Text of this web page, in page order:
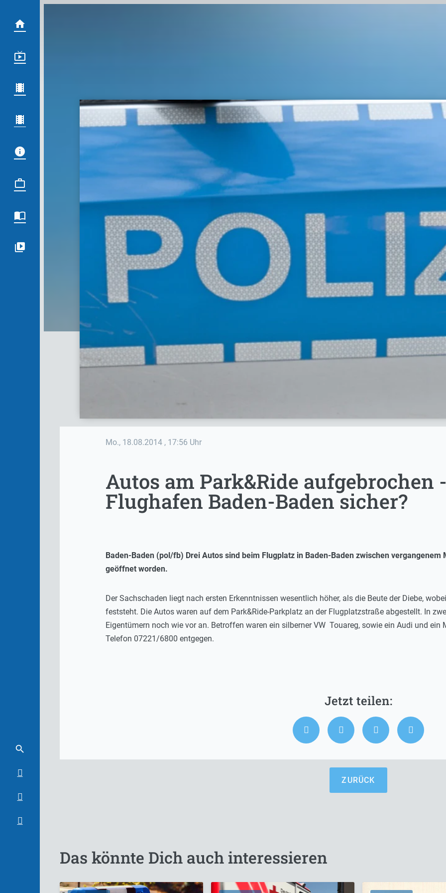
Mo., 18.08.2014 , 17:56 Uhr
Autos am Park&Ride aufgebrochen
Flughafen Baden-Baden sicher?
Baden-Baden (pol/fb) Drei Autos sind beim Flugplatz in Baden-Baden zwischen
geöffnet worden.
Der Sachschaden liegt nach ersten Erkenntnissen wesentlich höher, als die Beute der Diebe,
feststeht. Die Autos waren auf dem Park&Ride-Parkplatz an der Flugplatzstraße abgestellt. In
Eigentümern noch wie vor an. Betroffen waren ein silberner VW Touareg, sowie ein Audi und
Telefon 07221/6800 entgegen.
ZURÜCK
Das könnte Dich auch interessieren